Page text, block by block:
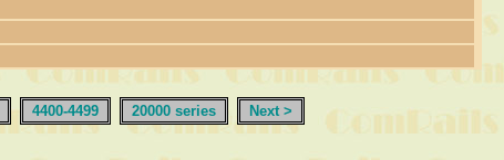
4400-4499 20000 series Next >